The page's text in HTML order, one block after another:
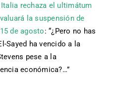
Italia rechaza el ultimátum
la suspensión de
de agosto: “¿Pero no has
Sayed ha vencido a la
pese a la
económica?…”